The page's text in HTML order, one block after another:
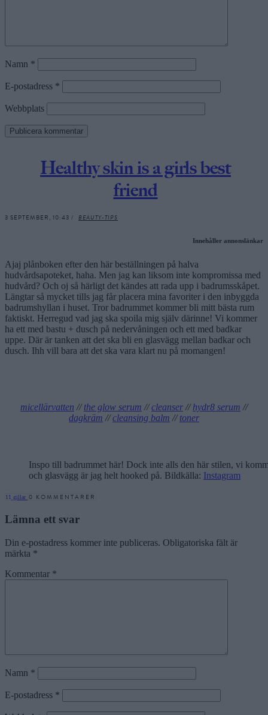
Namn *
E-postadress *
Webbplats
Healthy skin is a girls best
friend
3 SEPTEMBER, 10:43 / BEAUTY-TIPS
Innehåller annonslänkar
Ajaj plånboken efter den här beställningen på halva
hudvårdsapoteket, haha. Men jag kan liksom inte kompromissa med
hudvård? Och oj så härligt det kändes att rada upp i badrumsskåpet.
Längtar så mycket tills jag får placera mina favoriter i den inbyggda
badrumshyllan i huset. Tror badrummet kommer bli mitt bästa rum
faktiskt. Herregud vad jag ska spoila mig själv därinne! Vi kommer
ha ett med bastu + dusch på nedervåningen och ett med badkar
uppe. Där är tanken att det ska bli en glasvägg mellan badkar och
dusch. Ihh vill bara att det ska vara klart nu på momangen!
micellärvatten //the glow serum //cleanser //hydr8 serum //
dagkräm //cleansing balm //toner
Inspo till badrummet här! Dock inte alls den här stilen, vi
och glasvägg är jag helt hooked på. Bildkälla: Instagram
11 gillar 0 KOMMENTARER
Lämna ett svar
Din e-postadress kommer inte publiceras. Obligatoriska fält är
märkta *
Kommentar *
Namn *
E-postadress *